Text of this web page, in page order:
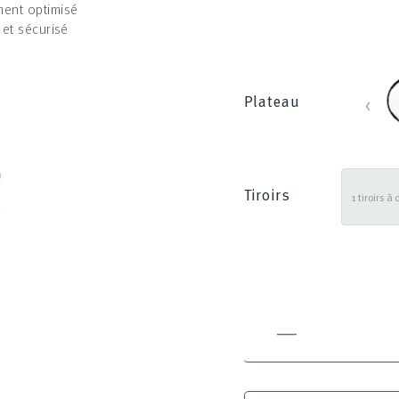
optimisé
sécurisé
Plateau ‹
Tiroirs